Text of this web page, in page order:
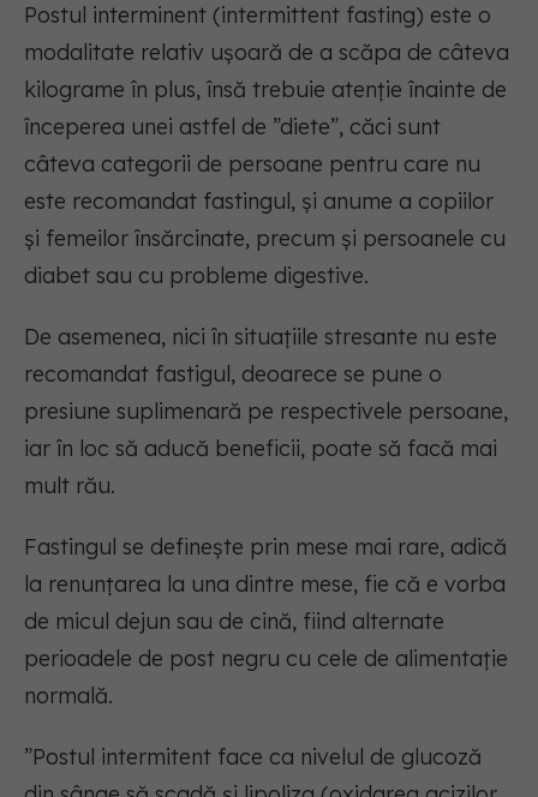
Postul interminent (intermittent fasting) este o
modalitate relativ ușoară de a scăpa de câteva
kilograme în plus, însă trebuie atenție înainte de
începerea unei astfel de ”diete”, căci sunt
câteva categorii de persoane pentru care nu
este recomandat fastingul, și anume a copiilor
și femeilor însărcinate, precum și persoanele cu
diabet sau cu probleme digestive.
De asemenea, nici în situațiile stresante nu este
recomandat fastigul, deoarece se pune o
presiune suplimenară pe respectivele persoane,
iar în loc să aducă beneficii, poate să facă mai
mult rău.
Fastingul se definește prin mese mai rare, adică
la renunțarea la una dintre mese, fie că e vorba
de micul dejun sau de cină, fiind alternate
perioadele de post negru cu cele de alimentație
normală.
”Postul intermitent face ca nivelul de glucoză